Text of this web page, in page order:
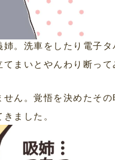
。洗車をしたり電子タ
まいとやんわり断って
ん。覚悟を決めたその
ました。